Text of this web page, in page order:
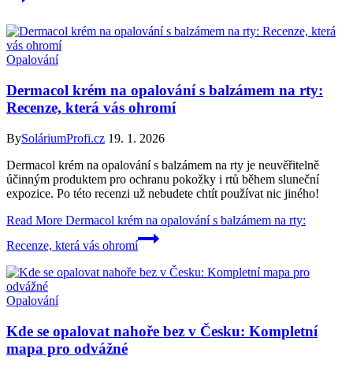
Opalování
Dermacol krém na opalování s balzámem na rty:
Recenze, která vás ohromí
BySoláriumProfi.cz 19. 1. 2026
Dermacol krém na opalování s balzámem na rty je neuvěřitelně
účinným produktem pro ochranu pokožky i rtů během sluneční
expozice. Po této recenzi už nebudete chtít používat nic jiného!
Read More Dermacol krém na opalování s balzámem na rty:
Recenze, která vás ohromí
Opalování
Kde se opalovat nahoře bez v Česku: Kompletní
mapa pro odvážné